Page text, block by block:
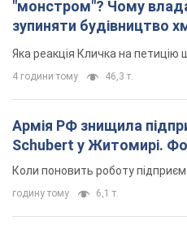
"монстром"? Чому
зупиняти будівництво
"московського вірянина"
Яка реакція Кличка на
4 години тому 46,3 т.
Армія РФ знищила
Schubert у Житомирі.
Коли поновить роботу
годину тому 6,1 т.